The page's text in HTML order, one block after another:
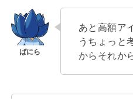
あと高額ア
うちょっと
からそれか